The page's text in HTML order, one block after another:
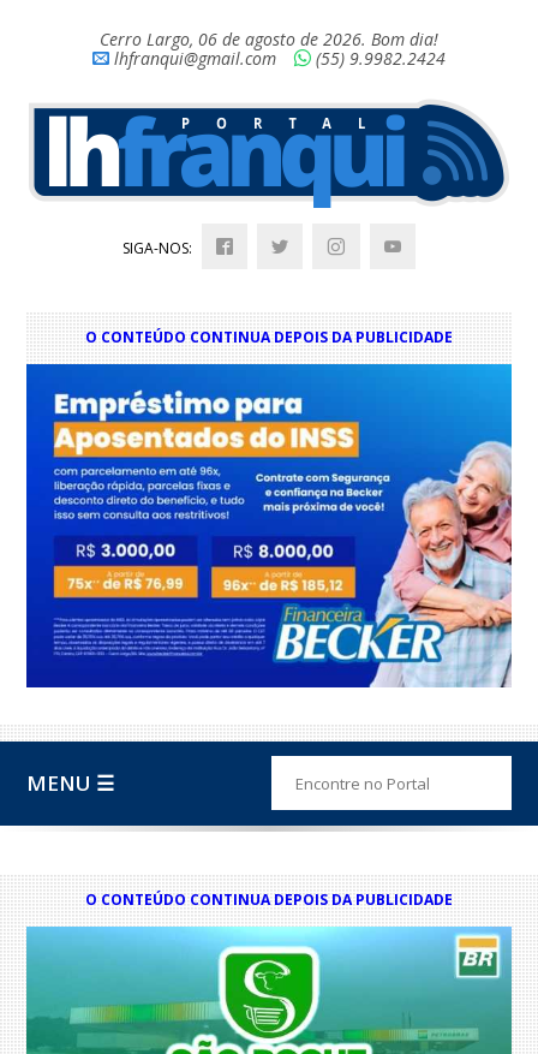
Cerro Largo, 06 de agosto de 2026. Bom dia!
lhfranqui@gmail.com
(55) 9.9982.2424
SIGA-NOS:
O CONTEÚDO CONTINUA DEPOIS DA PUBLICIDADE
MENU ☰
O CONTEÚDO CONTINUA DEPOIS DA PUBLICIDADE